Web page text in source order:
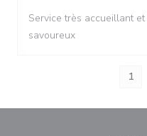
Service très accueillant
savoureux
1